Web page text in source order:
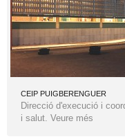
CEIP PUIGBERENGUER
Direcció d'execució i
i salut. Veure més